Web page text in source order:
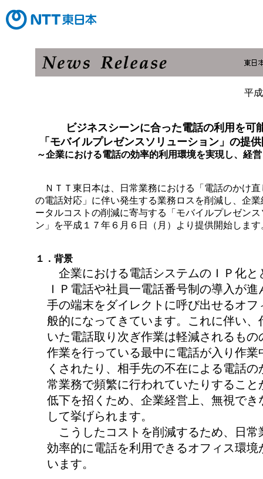
平
ビジネスシーンに合った電話の利用を可
「モバイルプレゼンスソリューション」の提
～企業における電話の効率的利用環境を実現し、経
ＮＴＴ東日本は、日常業務における「電話のかけ直
の電話対応」に伴い発生する業務ロスを削減し、企
ータルコストの削減に寄与する「モバイルプレゼン
ン」を平成１７年６月６日（月）より提供開始します
１．背景
企業における電話システムのＩＰ化と
ＩＰ電話や社員一電話番号制の導入が
手の端末をダイレクトに呼び出せるオフ
般的になってきています。これに伴い、
いた電話取り次ぎ作業は軽減されるもの
作業を行っている最中に電話が入り作業
くされたり、相手先の不在による電話の
常業務で頻繁に行われていたりすること
低下を招くため、企業経営上、無視でき
して挙げられます。
こうしたコストを削減するため、日常
効率的に電話を利用できるオフィス環境
います。